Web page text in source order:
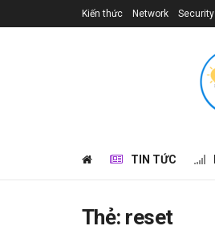
Kiến thức Network Security
TIN TỨC
Thẻ: reset